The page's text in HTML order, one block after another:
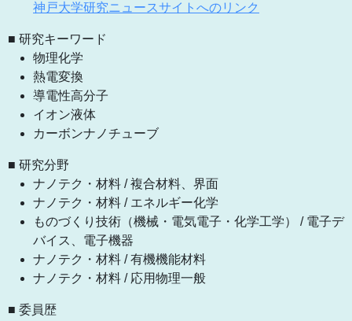
神戸大学研究ニュースサイトへのリンク
■ 研究キーワード
物理化学
熱電変換
導電性高分子
イオン液体
カーボンナノチューブ
■ 研究分野
ナノテク・材料 / 複合材料、界面
ナノテク・材料 / エネルギー化学
ものづくり技術（機械・電気電子・化学工学） / 電子デ
バイス、電子機器
ナノテク・材料 / 有機機能材料
ナノテク・材料 / 応用物理一般
■ 委員歴